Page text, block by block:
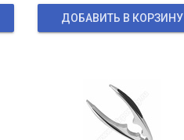
ДОБАВИТЬ В КОРЗИНУ